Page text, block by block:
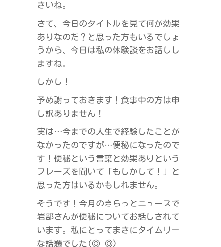
さいね。
さて、今日のタイトルを見て何が効果
ありなのだ？と思った方もいるでしょ
うから、今日は私の体験談をお話しし
ますね。
しかし！
予め謝っておきます！食事中の方は申
し訳ありません！
実は…今までの人生で経験したことが
なかったのですが…便秘になったので
す！便秘という言葉と効果ありという
フレーズを聞いて「もしかして！」と
思った方はいるかもしれません。
そうです！今月のきらっとニュースで
岩部さんが便秘についてお話しされて
います。私にとってまさにタイムリー
な話題でした(◎_◎)